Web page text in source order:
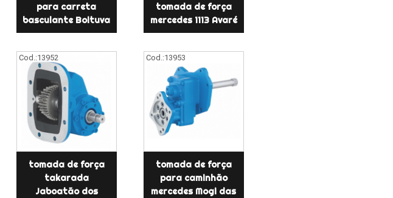
para carreta
basculante Boituva
tomada de força
mercedes 1113 Avaré
Cod.:13952
tomada de força
takarada
Jaboatão dos
Cod.:13953
tomada de força
para caminhão
mercedes Mogi das